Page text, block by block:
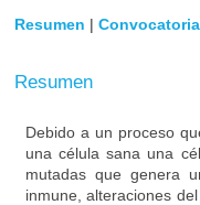
Resumen | Convocatoria
Resumen
Debido a un proceso
una célula sana una
mutadas que genera
inmune, alteraciones